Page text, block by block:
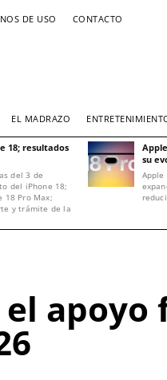
DE USO CONTACTO
EL MADRAZO
18; resultados
del 3 de
del iPhone 18;
18 Pro Max;
y trámite de la
su